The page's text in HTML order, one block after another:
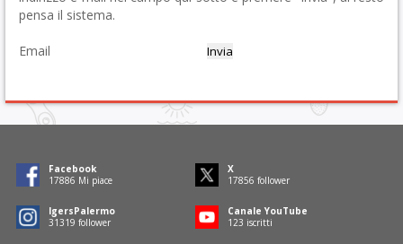
pensa il sistema.
Email
Facebook
18086 Mi piace
X
18056 follower
IgersPalermo
31670 follower
Canale YouTube
125 iscritti